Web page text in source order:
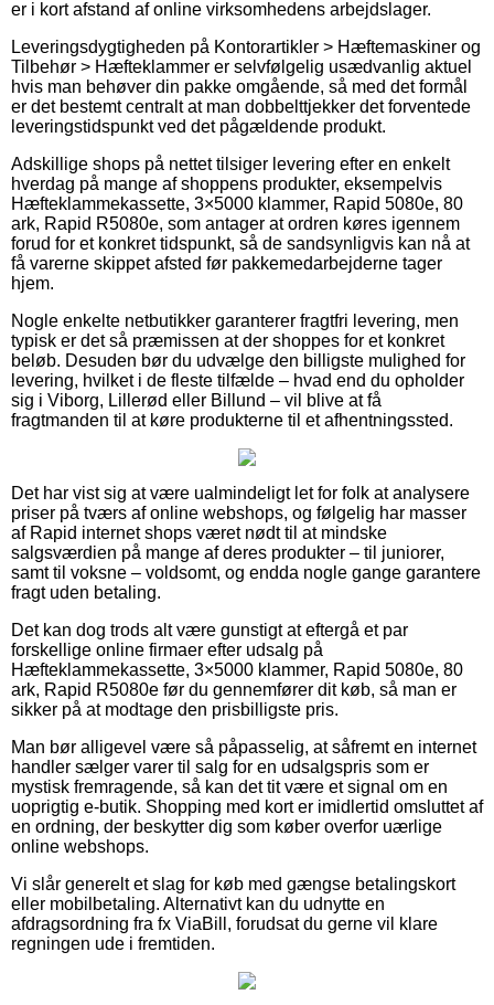
er i kort afstand af online virksomhedens arbejdslager.
Leveringsdygtigheden på Kontorartikler > Hæftemaskiner og
Tilbehør > Hæfteklammer er selvfølgelig usædvanlig aktuel
hvis man behøver din pakke omgående, så med det formål
er det bestemt centralt at man dobbelttjekker det forventede
leveringstidspunkt ved det pågældende produkt.
Adskillige shops på nettet tilsiger levering efter en enkelt
hverdag på mange af shoppens produkter, eksempelvis
Hæfteklammekassette, 3×5000 klammer, Rapid 5080e, 80
ark, Rapid R5080e, som antager at ordren køres igennem
forud for et konkret tidspunkt, så de sandsynligvis kan nå at
få varerne skippet afsted før pakkemedarbejderne tager
hjem.
Nogle enkelte netbutikker garanterer fragtfri levering, men
typisk er det så præmissen at der shoppes for et konkret
beløb. Desuden bør du udvælge den billigste mulighed for
levering, hvilket i de fleste tilfælde – hvad end du opholder
sig i Viborg, Lillerød eller Billund – vil blive at få
fragtmanden til at køre produkterne til et afhentningssted.
Det har vist sig at være ualmindeligt let for folk at analysere
priser på tværs af online webshops, og følgelig har masser
af Rapid internet shops været nødt til at mindske
salgsværdien på mange af deres produkter – til juniorer,
samt til voksne – voldsomt, og endda nogle gange garantere
fragt uden betaling.
Det kan dog trods alt være gunstigt at eftergå et par
forskellige online firmaer efter udsalg på
Hæfteklammekassette, 3×5000 klammer, Rapid 5080e, 80
ark, Rapid R5080e før du gennemfører dit køb, så man er
sikker på at modtage den prisbilligste pris.
Man bør alligevel være så påpasselig, at såfremt en internet
handler sælger varer til salg for en udsalgspris som er
mystisk fremragende, så kan det tit være et signal om en
uoprigtig e-butik. Shopping med kort er imidlertid omsluttet af
en ordning, der beskytter dig som køber overfor uærlige
online webshops.
Vi slår generelt et slag for køb med gængse betalingskort
eller mobilbetaling. Alternativt kan du udnytte en
afdragsordning fra fx ViaBill, forudsat du gerne vil klare
regningen ude i fremtiden.